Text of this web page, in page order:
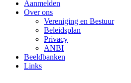
Aanmelden
Over ons
Vereniging en Bestuur
Beleidsplan
Privacy
ANBI
Beeldbanken
Links